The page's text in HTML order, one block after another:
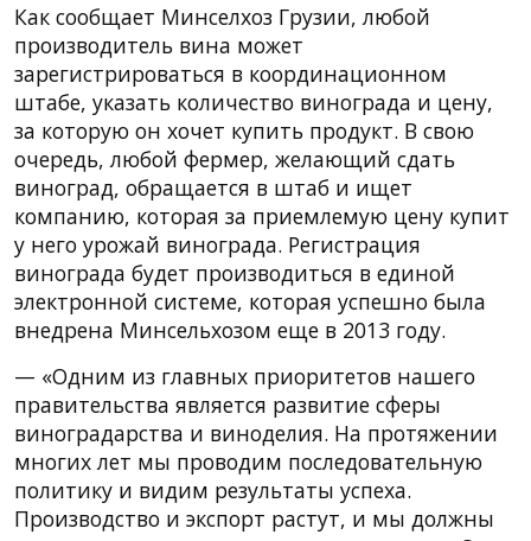
Как сообщает Минселхоз Грузии, любой
производитель вина может
зарегистрироваться в координационном
штабе, указать количество винограда и цену,
за которую он хочет купить продукт. В свою
очередь, любой фермер, желающий сдать
виноград, обращается в штаб и ищет
компанию, которая за приемлемую цену купит
у него урожай винограда. Регистрация
винограда будет производиться в единой
электронной системе, которая успешно была
внедрена Минсельхозом еще в 2013 году.
— «Одним из главных приоритетов нашего
правительства является развитие сферы
виноградарства и виноделия. На протяжении
многих лет мы проводим последовательную
политику и видим результаты успеха.
Производство и экспорт растут, и мы должны